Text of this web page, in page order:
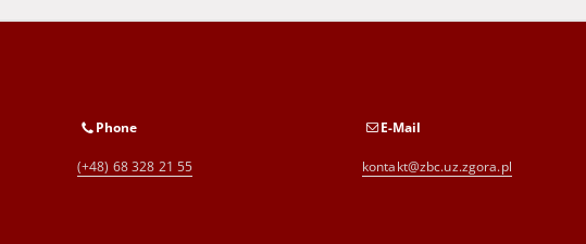
Phone
(+48) 68 328 21 55
E-Mail
kontakt@zbc.uz.zgora.pl